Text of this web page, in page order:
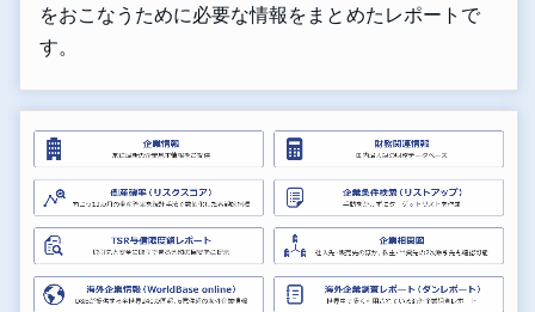
をおこなうために必要な情報をまとめたレポートで
す。